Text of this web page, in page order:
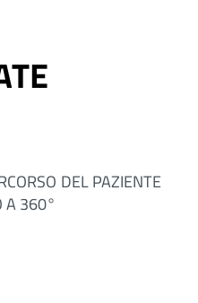
DEL PAZIENTE
A 360°